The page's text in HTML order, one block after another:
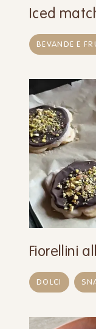
Iced
BEVANDE E
Fiorellini
DOLCI